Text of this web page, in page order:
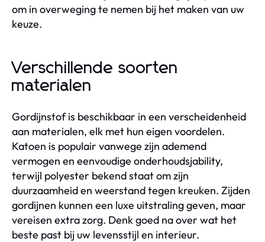
om in overweging te nemen bij het maken van uw
keuze.
Verschillende soorten
materialen
Gordijnstof is beschikbaar in een verscheidenheid
aan materialen, elk met hun eigen voordelen.
Katoen is populair vanwege zijn ademend
vermogen en eenvoudige onderhoudsjability,
terwijl polyester bekend staat om zijn
duurzaamheid en weerstand tegen kreuken. Zijden
gordijnen kunnen een luxe uitstraling geven, maar
vereisen extra zorg. Denk goed na over wat het
beste past bij uw levensstijl en interieur.